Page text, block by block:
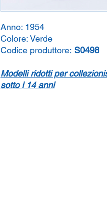
Anno: 1954
Colore:Verde
Codice produttore: S0498
Modelli ridotti per
sotto i 14 anni